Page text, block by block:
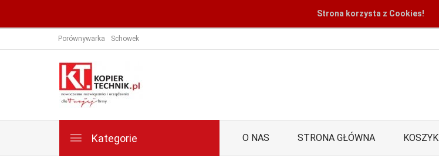
Strona korzysta z Cookies!
Porównywarka Schowek
Kategorie O NAS STRONA GŁÓWNA KOSZYK